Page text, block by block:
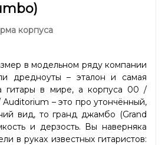
корпуса
в модельном ряду компании
дредноуты – эталон и самая
гитары в мире, а корпуса 00 /
– это про утончённый,
вид, то гранд джамбо (Grand
и дерзость. Вы наверняка
в руках известных гитаристов: